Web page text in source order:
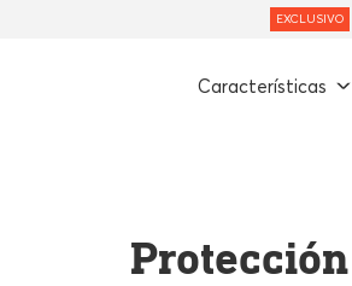
EXCLUSIVO
Características